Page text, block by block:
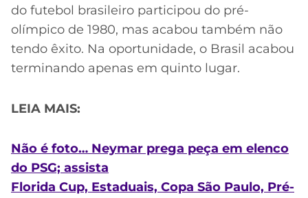
do futebol brasileiro participou do pré-
olímpico de 1980, mas acabou também não
tendo êxito. Na oportunidade, o Brasil acabou
terminando apenas em quinto lugar.
LEIA MAIS:
Não é foto… Neymar prega peça em elenco
do PSG; assista
Florida Cup, Estaduais, Copa São Paulo, Pré-